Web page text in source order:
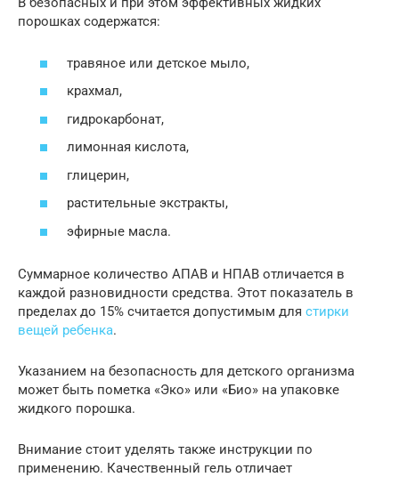
порошках содержатся:
травяное или детское мыло,
крахмал,
гидрокарбонат,
лимонная кислота,
глицерин,
растительные экстракты,
эфирные масла.
Суммарное количество АПАВ и НПАВ отличается в
каждой разновидности средства. Этот показатель в
пределах до 15% считается допустимым для стирки
вещей ребенка.
Указанием на безопасность для детского организма
может быть пометка «Эко» или «Био» на упаковке
жидкого порошка.
Внимание стоит уделять также инструкции по
применению. Качественный гель отличает